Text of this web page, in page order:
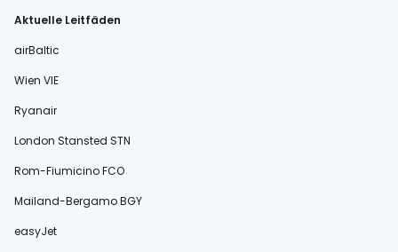
Aktuelle Leitfäden
airBaltic
Wien VIE
Ryanair
London Stansted STN
Rom-Fiumicino FCO
Mailand-Bergamo BGY
easyJet